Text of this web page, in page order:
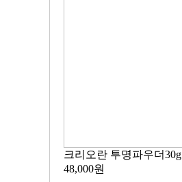
크리오란 투명파우더30g
48,000원